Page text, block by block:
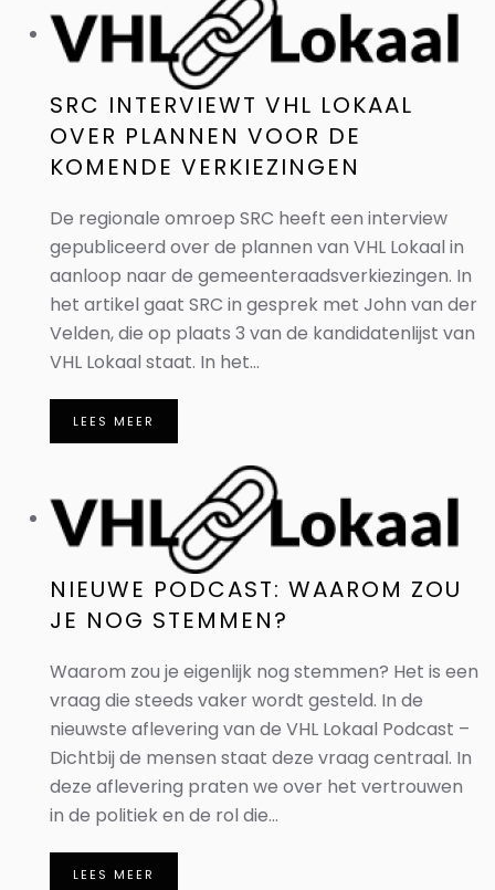
SRC INTERVIEWT VHL LOKAAL
OVER PLANNEN VOOR DE
KOMENDE VERKIEZINGEN
De regionale omroep SRC heeft een interview
gepubliceerd over de plannen van VHL Lokaal in
aanloop naar de gemeenteraadsverkiezingen. In
het artikel gaat SRC in gesprek met John van der
Velden, die op plaats 3 van de kandidatenlijst van
VHL Lokaal staat. In het...
LEES MEER
NIEUWE PODCAST: WAAROM ZOU
JE NOG STEMMEN?
Waarom zou je eigenlijk nog stemmen? Het is een
vraag die steeds vaker wordt gesteld. In de
nieuwste aflevering van de VHL Lokaal Podcast –
Dichtbij de mensen staat deze vraag centraal. In
deze aflevering praten we over het vertrouwen
in de politiek en de rol die...
LEES MEER